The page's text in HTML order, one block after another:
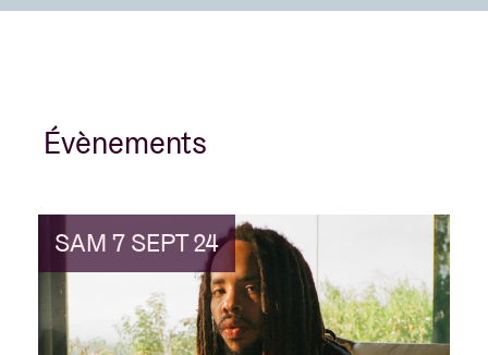
Évènements
SAM 7 SEPT 24